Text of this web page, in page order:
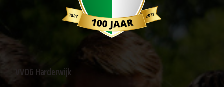
VVOG Harderwijk